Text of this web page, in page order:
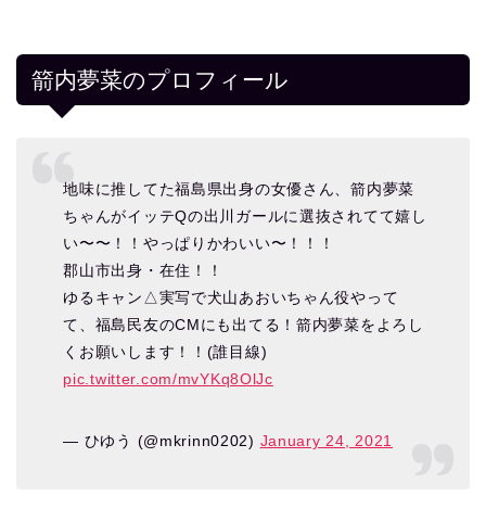
箭内夢菜のプロフィール
地味に推してた福島県出身の女優さん、箭内夢菜
ちゃんがイッテQの出川ガールに選抜されてて嬉し
い〜〜！！やっぱりかわいい〜！！！
郡山市出身・在住！！
ゆるキャン△実写で犬山あおいちゃん役やって
て、福島民友のCMにも出てる！箭内夢菜をよろし
くお願いします！！(誰目線)
pic.twitter.com/mvYKq8OlJc
— ひゆう (@mkrinn0202) January 24, 2021